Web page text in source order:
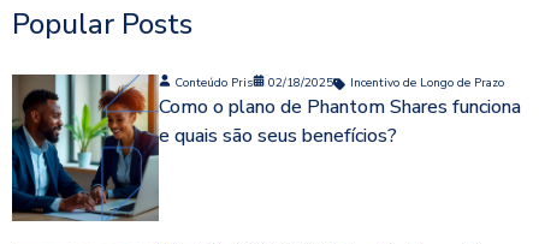
Popular Posts
Conteúdo Pris 02/18/2025 Incentivo de Longo de Prazo
Como o plano de Phantom Shares funciona
e quais são seus benefícios?